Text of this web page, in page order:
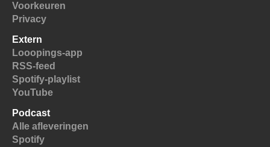
Voorkeuren
Privacy
Extern
Looopings-app
RSS-feed
Spotify-playlist
YouTube
Podcast
Alle afleveringen
Spotify